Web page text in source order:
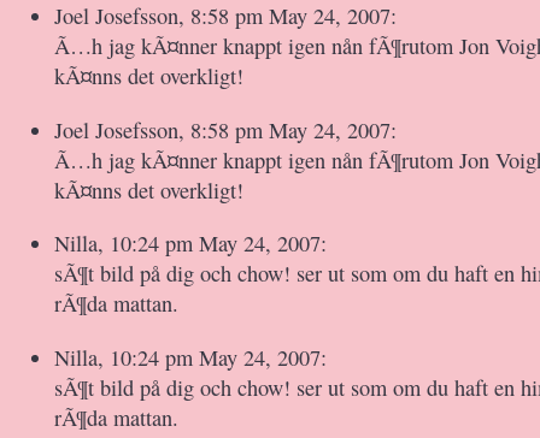
Joel Josefsson, 8:58 pm May 24, 2007:
Ã…h jag kÃ¤nner knappt igen nån fÃ¶rutom Jon
kÃ¤nns det overkligt!
Joel Josefsson, 8:58 pm May 24, 2007:
Ã…h jag kÃ¤nner knappt igen nån fÃ¶rutom Jon
kÃ¤nns det overkligt!
Nilla, 10:24 pm May 24, 2007:
sÃ¶t bild på dig och chow! ser ut som om du haft en
rÃ¶da mattan.
Nilla, 10:24 pm May 24, 2007:
sÃ¶t bild på dig och chow! ser ut som om du haft en
rÃ¶da mattan.